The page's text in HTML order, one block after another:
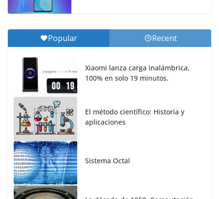
Popular Recent
Xiaomi lanza carga inalámbrica,
100% en solo 19 minutos.
El método científico: Historia y
aplicaciones
Sistema Octal